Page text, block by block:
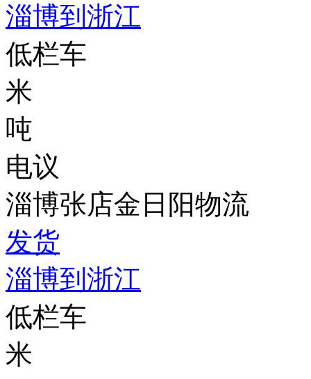
淄博到浙江
低栏车
米
吨
电议
淄博张店金日阳物流
发货
淄博到浙江
低栏车
米